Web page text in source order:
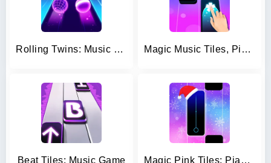
Rolling Twins: Music Ball Rush Magic Music Tiles, Piano Tiles
Beat Tiles: Music Game Magic Pink Tiles: Piano Game